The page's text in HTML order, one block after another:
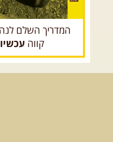
המדריך השלם
קווה